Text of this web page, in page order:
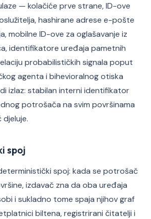
— kolačiće prve strane, ID-ove
hashirane adrese e-pošte
mobilne ID-ove za oglašavanje iz
identifikatore uređaja pametnih
probabilističkih signala poput
agenta i bihevioralnog otiska
izlaz: stabilan interni identifikator
potrošača na svim površinama
djeluje.
spoj
spoj: kada se potrošač
izdavač zna da oba uređaja
i sukladno tome spaja njihov graf
biltena, registrirani čitatelji i